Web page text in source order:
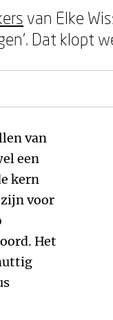
van Elke
Dat klopt
van
een
kern
voor
Het